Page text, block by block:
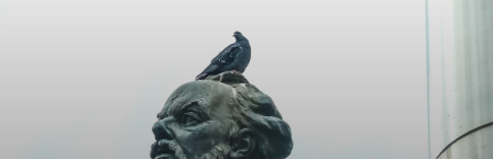
Недвижимость и ЖКХ
Образование
Общество